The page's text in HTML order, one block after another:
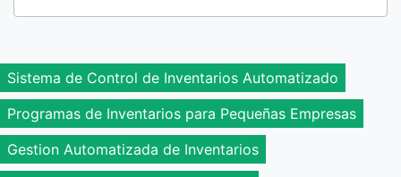
Sistema de Control de Inventarios Automatizado
Programas de Inventarios para Pequeñas Empresas
Gestion Automatizada de Inventarios